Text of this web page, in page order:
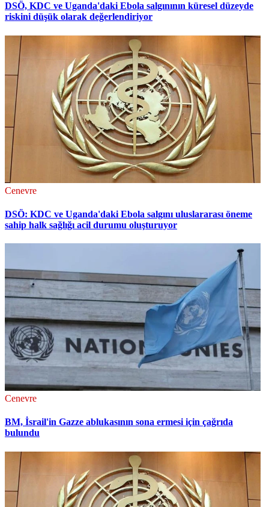
DSÖ, KDC ve Uganda'daki Ebola salgınının küresel düzeyde
riskini düşük olarak değerlendiriyor
Cenevre
DSÖ: KDC ve Uganda'daki Ebola salgını uluslararası öneme
sahip halk sağlığı acil durumu oluşturuyor
Cenevre
BM, İsrail'in Gazze ablukasının sona ermesi için çağrıda
bulundu